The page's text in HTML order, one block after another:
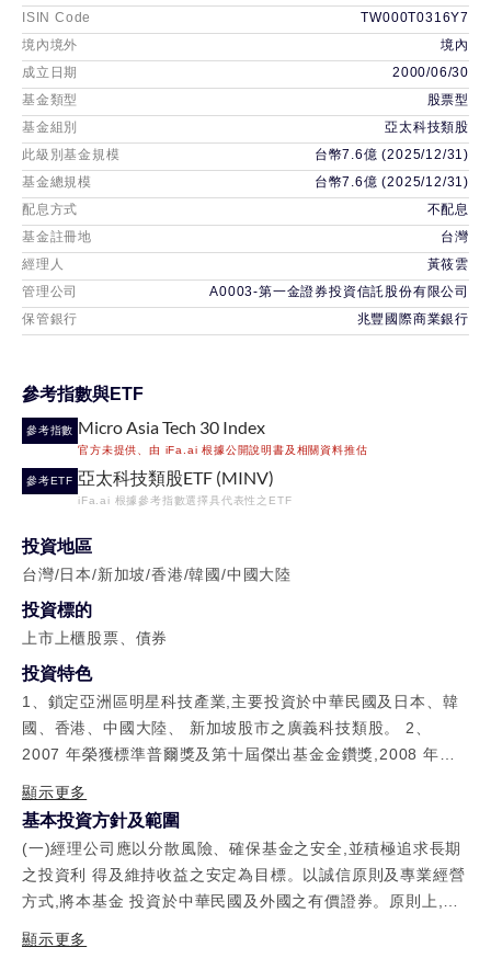
ISIN Code
TW000T0316Y7
境內境外
境內
成立日期
2000/06/30
基金類型
股票型
基金組別
亞太科技類股
此級別基金規模
台幣7.6億 (2025/12/31)
基金總規模
台幣7.6億 (2025/12/31)
配息方式
不配息
基金註冊地
台灣
經理人
黃筱雲
管理公司
A0003-第一金證券投資信託股份有限公司
保管銀行
兆豐國際商業銀行
參考指數與ETF
參考指數 Micro Asia Tech 30 Index
官方未提供、由 iFa.ai 根據公開說明書及相關資料推估
參考ETF 亞太科技類股ETF (MINV)
iFa.ai 根據參考指數選擇具代表性之ETF
投資地區
台灣/日本/新加坡/香港/韓國/中國大陸
投資標的
上市上櫃股票、債券
投資特色
1、鎖定亞洲區明星科技產業,主要投資於中華民國及日本、韓
國、香港、中國大陸、 新加坡股市之廣義科技類股。 2、
2007 年榮獲標準普爾獎及第十屆傑出基金金鑽獎,2008 年囊
金獎」及第十一屆三年期傑出海外 基金資訊科技股票基金金鑽
獎。
顯示更多
基本投資方針及範圍
(一)經理公司應以分散風險、確保基金之安全,並積極追求長期
之投資利 得及維持收益之安定為目標。以誠信原則及專業經營
方式,將本基金 投資於中華民國及外國之有價證券。原則上,本
顯示更多